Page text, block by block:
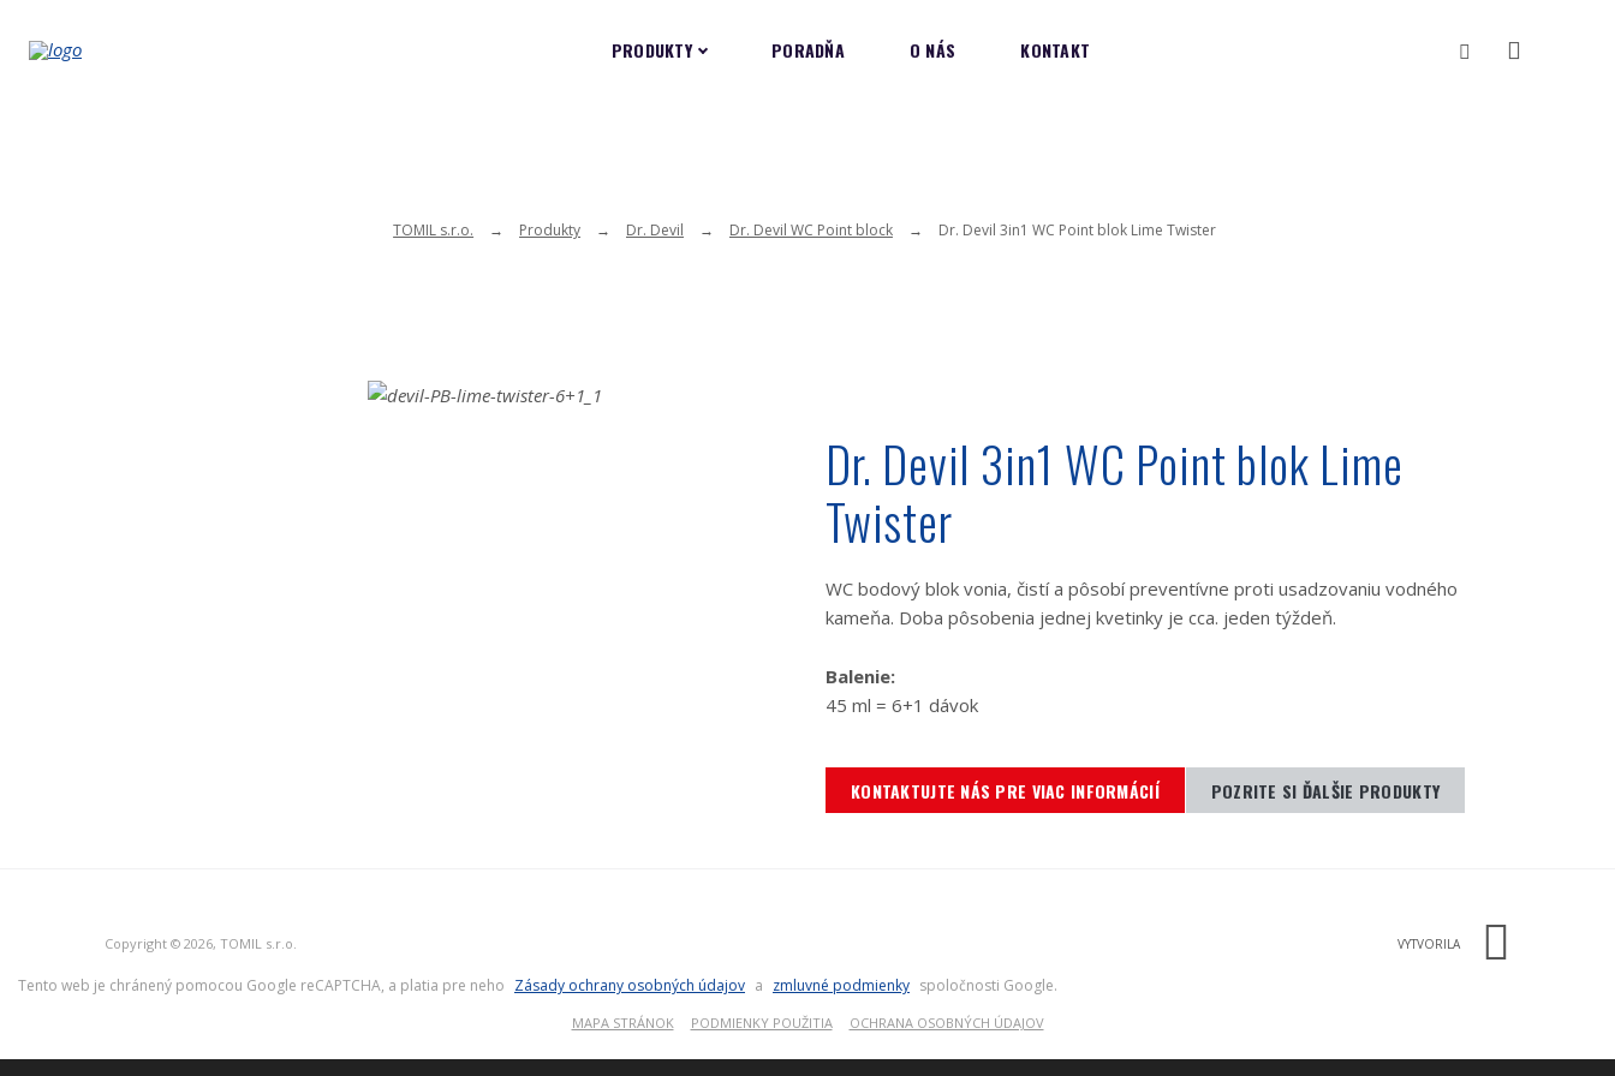
PRODUKTY PORADŇA O NÁS KONTAKT Vyhledávání
TOMIL s.r.o. Produkty Dr. Devil Dr. Devil WC Point block Dr. Devil 3in1 WC Point blok Lime Twister
Dr. Devil 3in1 WC Point blok Lime
Twister
WC bodový blok vonia, čistí a pôsobí preventívne proti usadzovaniu vodného
kameňa. Doba pôsobenia jednej kvetinky je cca. jeden týždeň.
Balenie:
45 ml = 6+1 dávok
KONTAKTUJTE NÁS PRE VIAC INFORMÁCIÍ POZRITE SI ĎALŠIE PRODUKTY
Copyright © 2026, TOMIL s.r.o. VYTVORILA
Tento web je chránený pomocou Google reCAPTCHA, a platia pre neho Zásady ochrany osobných údajov a zmluvné podmienky spoločnosti Google.
MAPA STRÁNOK PODMIENKY POUŽITIA OCHRANA OSOBNÝCH ÚDAJOV